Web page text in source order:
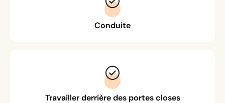
Conduite
Travailler derrière des portes closes